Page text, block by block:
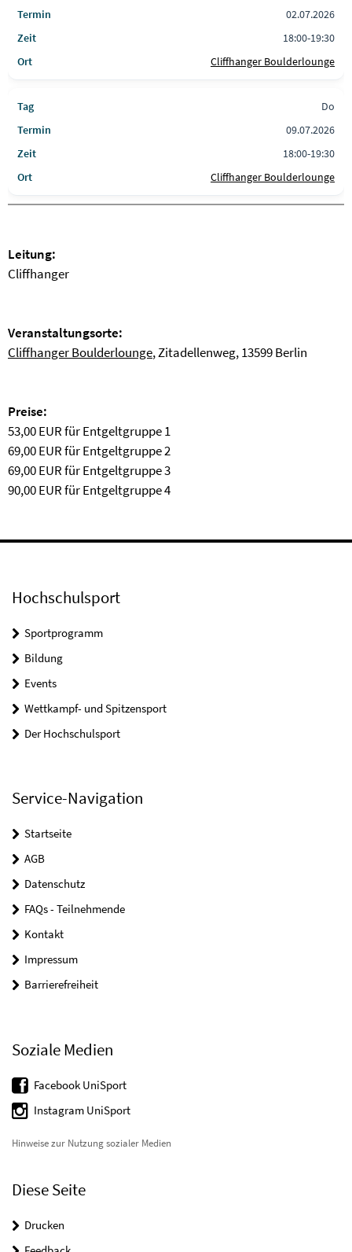
02.07.2026
18:00-19:30
Cliffhanger Boulderlounge
Do
09.07.2026
18:00-19:30
Cliffhanger Boulderlounge
Leitung:
Cliffhanger
Veranstaltungsorte:
Cliffhanger Boulderlounge, Zitadellenweg, 13599 Berlin
Preise:
53,00 EUR für Entgeltgruppe 1
69,00 EUR für Entgeltgruppe 2
69,00 EUR für Entgeltgruppe 3
90,00 EUR für Entgeltgruppe 4
Hochschulsport
Sportprogramm
Bildung
Events
Wettkampf- und Spitzensport
Der Hochschulsport
Service-Navigation
Startseite
AGB
Datenschutz
FAQs - Teilnehmende
Kontakt
Impressum
Barrierefreiheit
Soziale Medien
Facebook UniSport
Instagram UniSport
Hinweise zur Nutzung sozialer Medien
Diese Seite
Drucken